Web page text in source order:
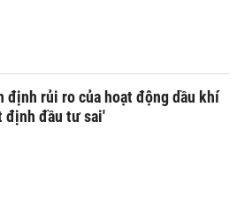
định rủi ro của hoạt động dầu khí
định đầu tư sai'